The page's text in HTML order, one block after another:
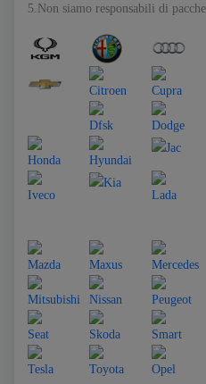
5.Non siamo responsabili di